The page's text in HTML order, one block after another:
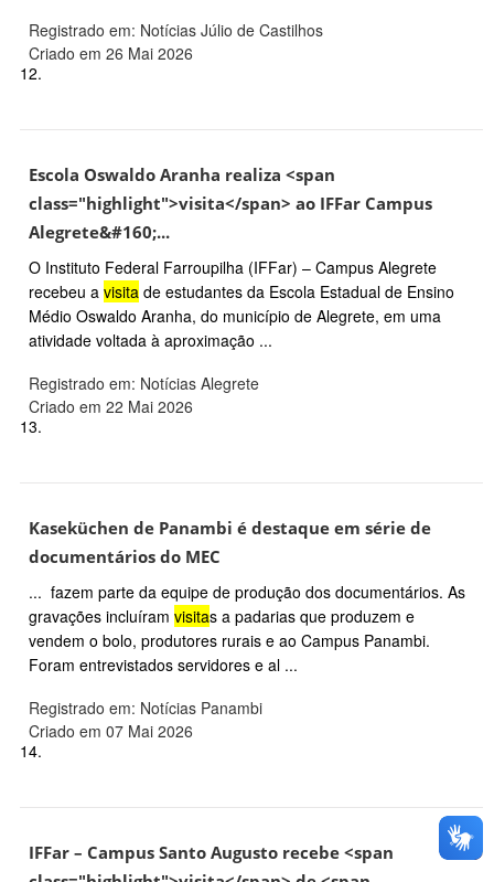
Registrado em: Notícias Júlio de Castilhos
Criado em 26 Mai 2026
12.
Escola Oswaldo Aranha realiza <span
class="highlight">visita</span> ao IFFar Campus
Alegrete&#160;...
O Instituto Federal Farroupilha (IFFar) – Campus Alegrete
recebeu a visita de estudantes da Escola Estadual de Ensino
Médio Oswaldo Aranha, do município de Alegrete, em uma
atividade voltada à aproximação ...
Registrado em: Notícias Alegrete
Criado em 22 Mai 2026
13.
Kaseküchen de Panambi é destaque em série de
documentários do MEC
... fazem parte da equipe de produção dos documentários. As
gravações incluíram visitas a padarias que produzem e
vendem o bolo, produtores rurais e ao Campus Panambi.
Foram entrevistados servidores e al ...
Registrado em: Notícias Panambi
Criado em 07 Mai 2026
14.
IFFar – Campus Santo Augusto recebe <span